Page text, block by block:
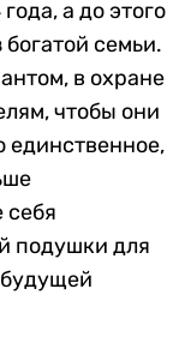
а до этого
семьи.
в охране
чтобы они
единственное,
себя
подушки для
будущей